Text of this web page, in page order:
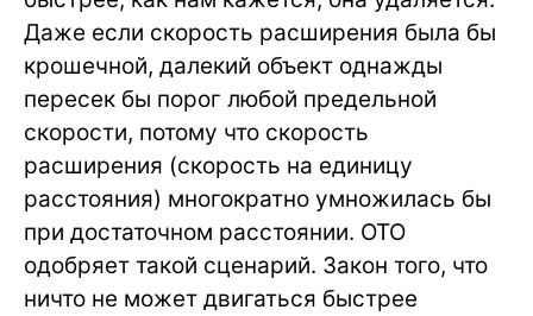
Даже если скорость расширения была бы
крошечной, далекий объект однажды
пересек бы порог любой предельной
скорости, потому что скорость
расширения (скорость на единицу
расстояния) многократно умножилась бы
при достаточном расстоянии. ОТО
одобряет такой сценарий. Закон того, что
ничто не может двигаться быстрее